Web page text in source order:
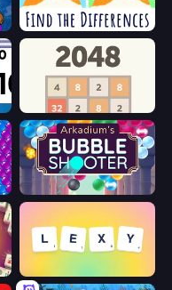
Spotti: Find the Differences
2048